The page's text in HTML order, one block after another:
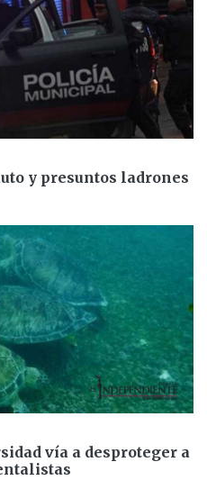
y presuntos ladrones
vía a desproteger a